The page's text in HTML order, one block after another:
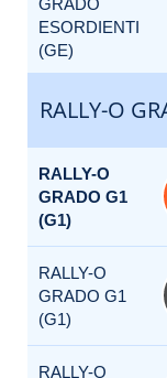
GRADO
ESORDIENTI
(GE)
RALLY-O
RALLY-O
GRADO G1
(G1)
RALLY-O
GRADO G1
(G1)
RALLY-O